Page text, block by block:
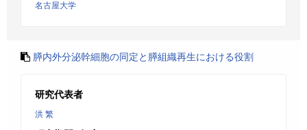
名古屋大学
膵内外分泌幹細胞の同定と膵組織再生における役割
研究代表者
洪 繁